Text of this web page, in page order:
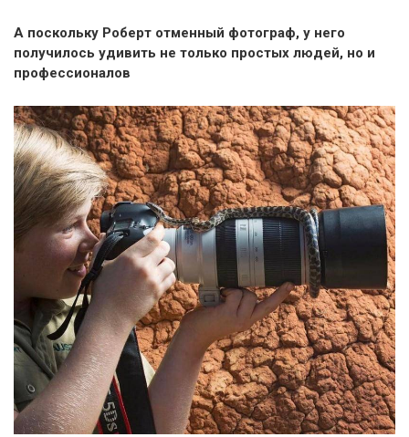
А поскольку Роберт отменный фотограф, у него
получилось удивить не только простых людей, но и
профессионалов